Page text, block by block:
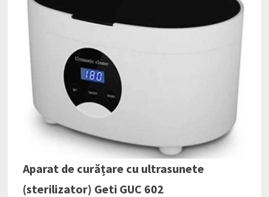
Aparat de curățare cu ultrasunete
(sterilizator) Geti GUC 602